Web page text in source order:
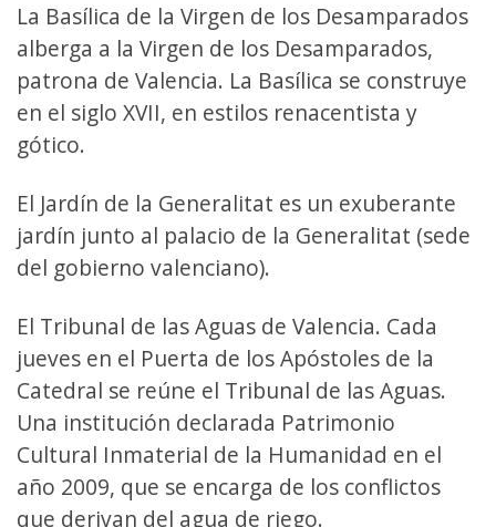
La Basílica de la Virgen de los Desamparados
alberga a la Virgen de los Desamparados,
patrona de Valencia. La Basílica se construye
en el siglo XVII, en estilos renacentista y
gótico.
El Jardín de la Generalitat es un exuberante
jardín junto al palacio de la Generalitat (sede
del gobierno valenciano).
El Tribunal de las Aguas de Valencia. Cada
jueves en el Puerta de los Apóstoles de la
Catedral se reúne el Tribunal de las Aguas.
Una institución declarada Patrimonio
Cultural Inmaterial de la Humanidad en el
año 2009, que se encarga de los conflictos
que derivan del agua de riego.